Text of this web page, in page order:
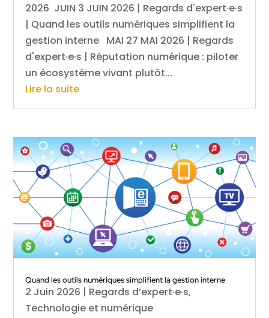
2026 JUIN 3 JUIN 2026 | Regards d'expert·e·s
| Quand les outils numériques simplifient la
gestion interne MAI 27 MAI 2026 | Regards
d'expert·e·s | Réputation numérique : piloter
un écosystème vivant plutôt...
Lire la suite
Quand les outils numériques simplifient la gestion interne
2 Juin 2026 | Regards d’expert·e·s,
Technologie et numérique